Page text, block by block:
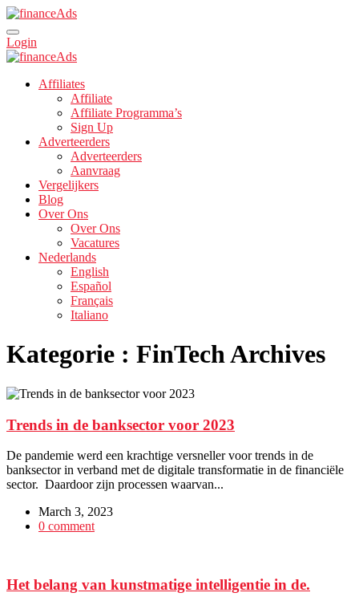
Login
Affiliates
Affiliate
Affiliate Programma’s
Sign Up
Adverteerders
Adverteerders
Aanvraag
Vergelijkers
Blog
Over Ons
Over Ons
Vacatures
Nederlands
English
Español
Français
Italiano
Kategorie : FinTech Archives
Trends in de banksector voor 2023
De pandemie werd een krachtige versneller voor trends in de
banksector in verband met de digitale transformatie in de financiële
sector. Daardoor zijn processen waarvan...
March 3, 2023
0 comment
Het belang van kunstmatige intelligentie in de.